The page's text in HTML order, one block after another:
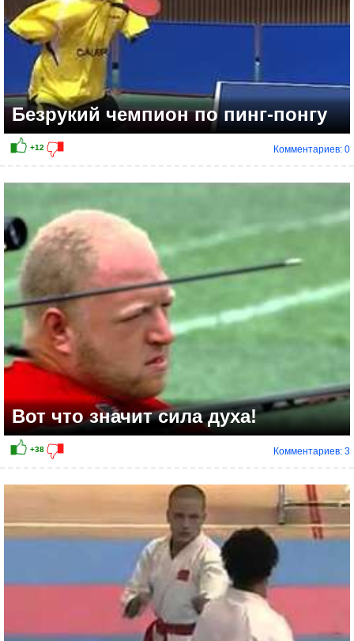
+6
Безрукий чемпион по пинг-понгу
Комментариев: 0
Вот что значит сила духа!
Комментариев: 3